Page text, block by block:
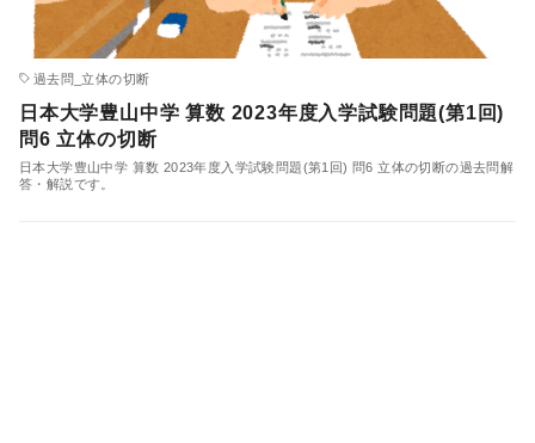
過去問_立体の切断
日本大学豊山中学 算数 2023年度入学試験問題(第1回)
問6 立体の切断
日本大学豊山中学 算数 2023年度入学試験問題(第1回) 問6 立体の切断の過去問解
答・解説です。